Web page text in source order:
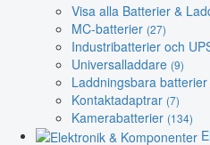
Visa alla Batterier &
MC-batterier (27)
Industribatterier och
Universalladdare (9)
Laddningsbara batterier
Kontaktadaptrar (7)
Kamerabatterier (134)